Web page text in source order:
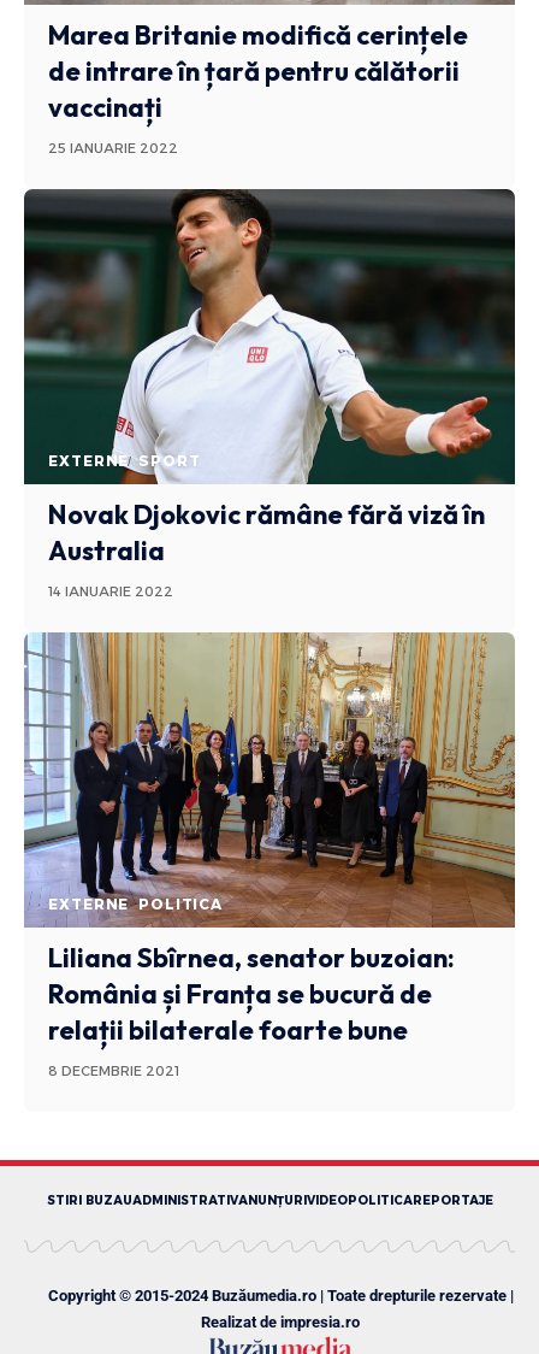
Marea Britanie modifică cerințele
de intrare în țară pentru călătorii
vaccinați
25 IANUARIE 2022
EXTERNE SPORT
Novak Djokovic rămâne fără viză în
Australia
14 IANUARIE 2022
EXTERNE POLITICA
Liliana Sbîrnea, senator buzoian:
România și Franța se bucură de
relații bilaterale foarte bune
8 DECEMBRIE 2021
STIRI BUZAUADMINISTRATIVANUNȚURI VIDEOPOLITICAREPORTAJE
Copyright © 2015-2024 Buzăumedia.ro | Toate drepturile rezervate |
Realizat de impresia.ro